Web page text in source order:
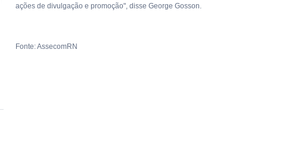
ações de divulgação e promoção", disse George Gosson.
Fonte: AssecomRN